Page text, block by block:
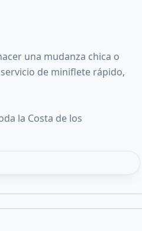
una mudanza chica o
de miniflete rápido,
la Costa de los